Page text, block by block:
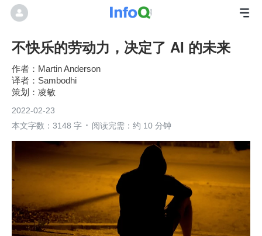
不快乐的劳动力，决定了 AI 的未来
Martin Anderson
Sambodhi
凌敏
2022-02-23
本文字数：3148 字
阅读完需：约 10 分钟